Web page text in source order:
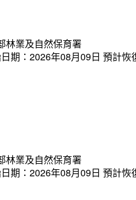
林業及自然保育署
期：2026年08月09日 預計
林業及自然保育署
期：2026年08月09日 預計